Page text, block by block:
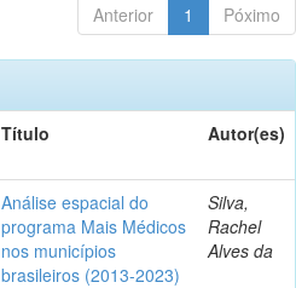
Anterior 1 Póximo
Título Autor(es)
Análise espacial do
programa Mais Médicos
nos municípios
brasileiros (2013-2023)
Silva,
Rachel
Alves da